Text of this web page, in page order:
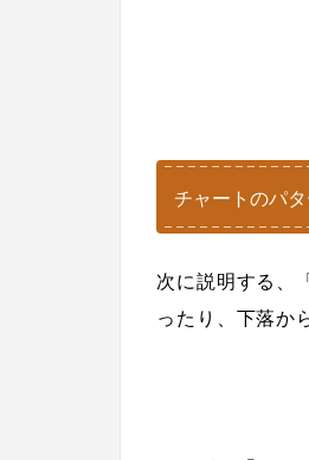
チャートのパ
次に説明する、
ったり、下落か